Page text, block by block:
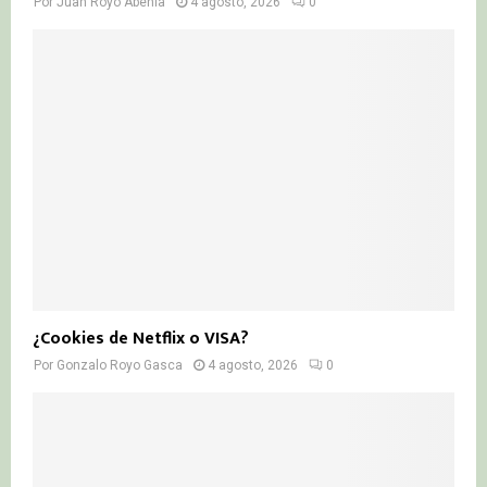
¿Cookies de Netflix o VISA?
Por Gonzalo Royo Gasca 4 agosto, 2026 0